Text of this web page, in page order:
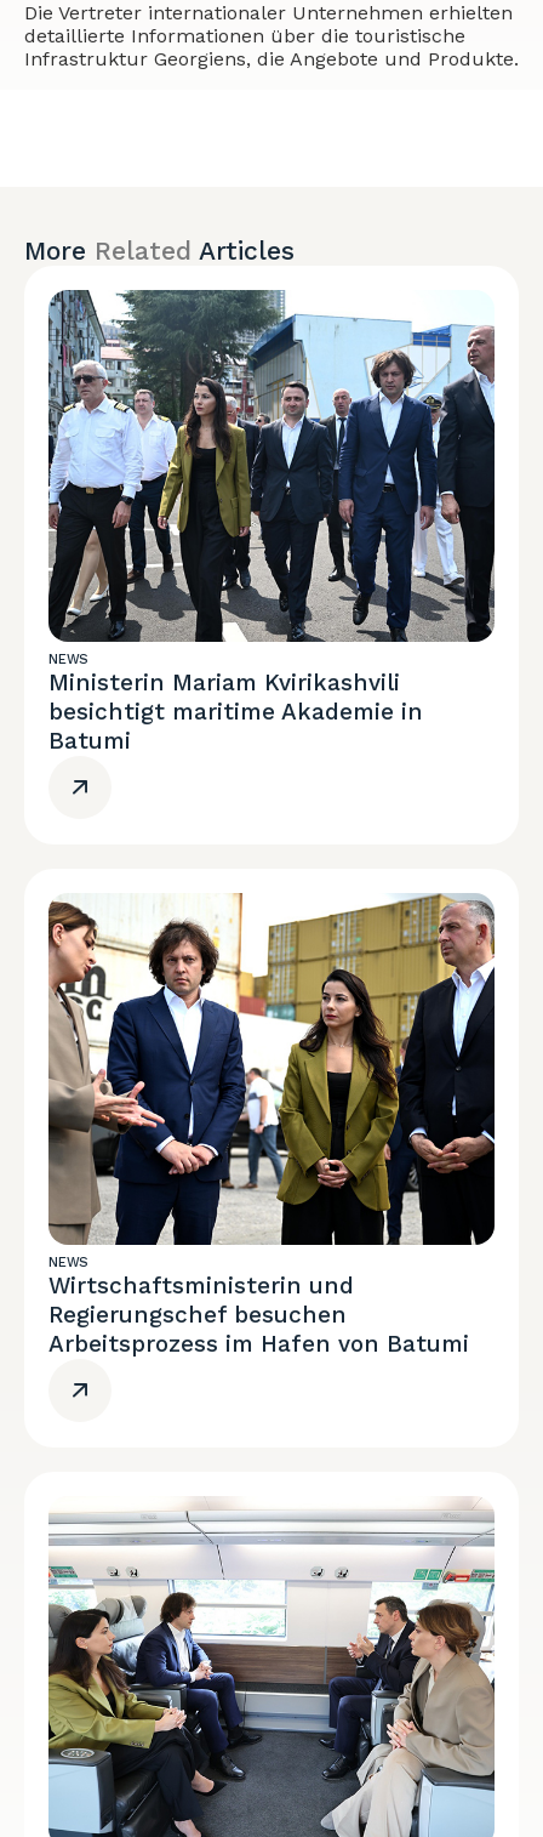
Die Vertreter internationaler Unternehmen erhielten
detaillierte Informationen über die touristische
Infrastruktur Georgiens, die Angebote und Produkte.
More Related Articles
NEWS
Ministerin Mariam Kvirikashvili
besichtigt maritime Akademie in
Batumi
NEWS
Wirtschaftsministerin und
Regierungschef besuchen
Arbeitsprozess im Hafen von Batumi